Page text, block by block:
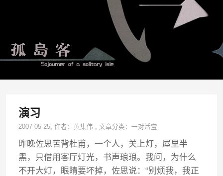
演习
2007-05-25, 作者：黄集伟 ,文章分类：一对活宝
昨晚佐思苦背杜甫，一个人，关上灯，屋里半
黑，只借用客厅灯光，书声琅琅。我问，为什么
不开大灯，眼睛要坏掉，佐思说：“别烦我，我正